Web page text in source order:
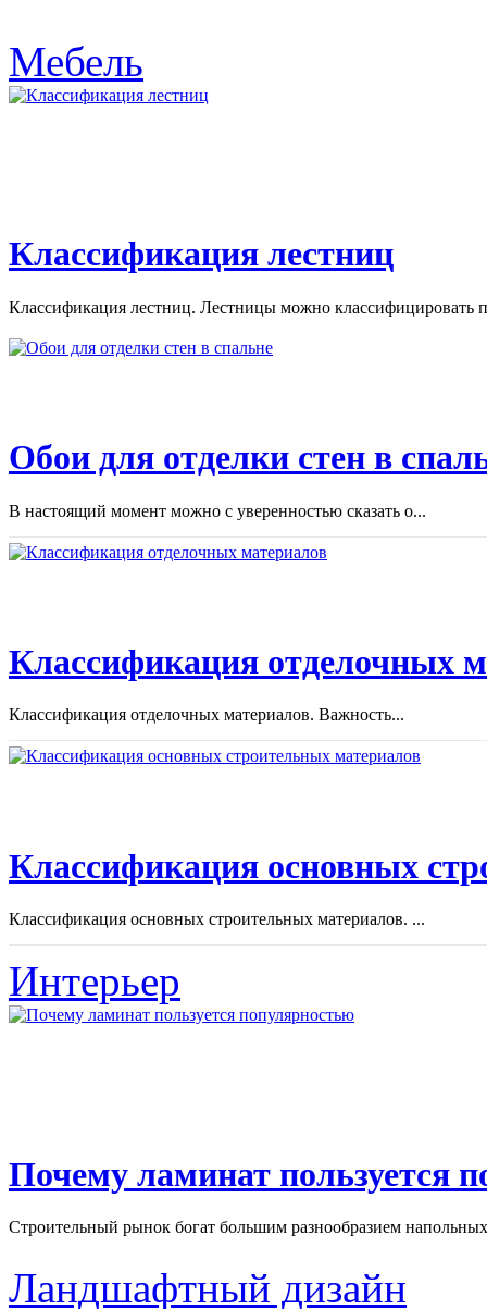
Мебель
Классификация лестниц
Классификация лестниц. Лестницы можно классифицировать
Обои для отделки стен в
В настоящий момент можно с уверенностью сказать о...
Классификация отделочных
Классификация отделочных материалов. Важность...
Классификация основных
Классификация основных строительных материалов. ...
Интерьер
Почему ламинат пользуется
Строительный рынок богат большим разнообразием
Ландшафтный дизайн